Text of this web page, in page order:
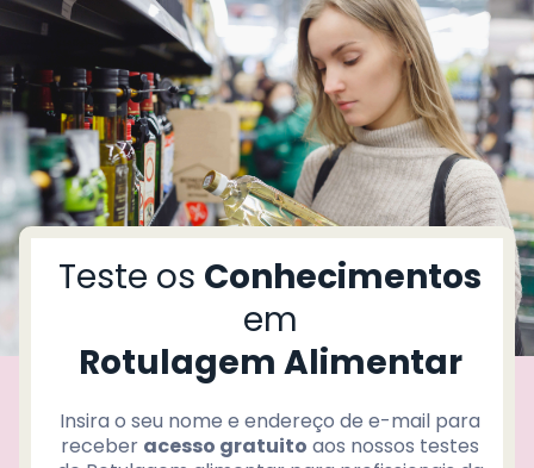
Teste os Conhecimentos
em
Rotulagem Alimentar
Insira o seu nome e endereço de e-mail para
receber acesso gratuito aos nossos testes
r
o
s
e
s
P
c